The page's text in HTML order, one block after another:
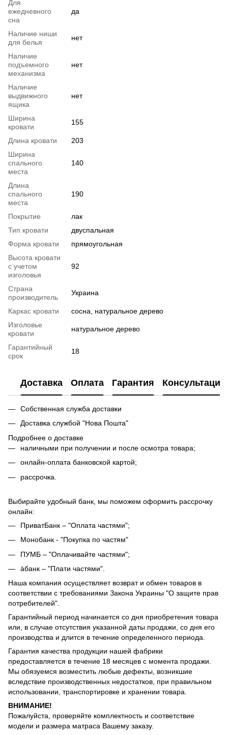
Для
ежедневного
сна
да
Наличие ниши
для белья
нет
Наличие
подъемного
механизма
нет
Наличие
выдвижного
ящика
нет
Ширина
кровати
155
Длина кровати
203
Ширина
спального
места
140
Длина
спального
места
190
Покрытие
лак
Тип кровати
двуспальная
Форма кровати
прямоугольная
Высота кровати
с учетом
изголовья
92
Страна
производитель
Украина
Каркас кровати
сосна, натуральное дерево
Изголовье
кровати
натуральное дерево
Гарантийный
срок
18
Доставка Оплата Гарантия Консультация
Собственная служба доставки
Доставка службой "Нова Пошта"
Подробнее о доставке
наличными при получении и после осмотра товара;
онлайн-оплата банковской картой;
рассрочка.
Выбирайте удобный банк, мы поможем оформить рассрочку
онлайн:
ПриватБанк – "Оплата частями";
Монобанк - "Покупка по частям"
ПУМБ – "Оплачивайте частями";
àбанк – "Плати частями".
Наша компания осуществляет возврат и обмен товаров в
соответствии с требованиями Закона Украины "О защите прав
потребителей".
Гарантийный период начинается со дня приобретения товара
или, в случае отсутствия указанной даты продажи, со дня его
производства и длится в течение определенного периода.
Гарантия качества продукции нашей фабрики
предоставляется в течение 18 месяцев с момента продажи.
Мы обязуемся возместить любые дефекты, возникшие
вследствие производственных недостатков, при правильном
использовании, транспортировке и хранении товара.
ВНИМАНИЕ!
Пожалуйста, проверяйте комплектность и соответствие
модели и размера матраса Вашему заказу.